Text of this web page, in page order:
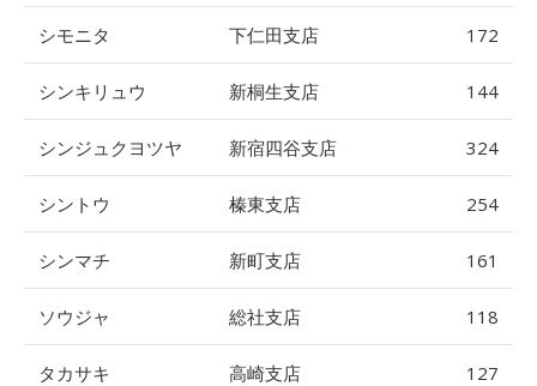
シモニタ 下仁田支店 172
シンキリュウ 新桐生支店 144
シンジュクヨツヤ 新宿四谷支店 324
シントウ 榛東支店 254
シンマチ 新町支店 161
ソウジャ 総社支店 118
タカサキ 高崎支店 127